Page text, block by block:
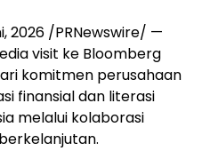
2026 /PRNewswire/ —
visit ke Bloomberg
komitmen perusahaan
finansial dan literasi
melalui kolaborasi